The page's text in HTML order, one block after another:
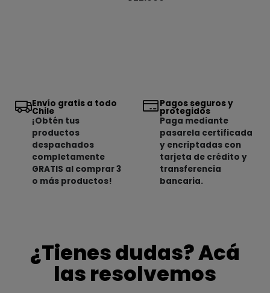
Envío gratis a todo
Chile
¡Obtén tus
productos
despachados
completamente
GRATIS al comprar 3
o más productos!
Pagos seguros y
protegidos
Paga mediante
pasarela certificada
y encriptadas con
tarjeta de crédito y
transferencia
bancaria.
¿Tienes dudas? Acá
las resolvemos